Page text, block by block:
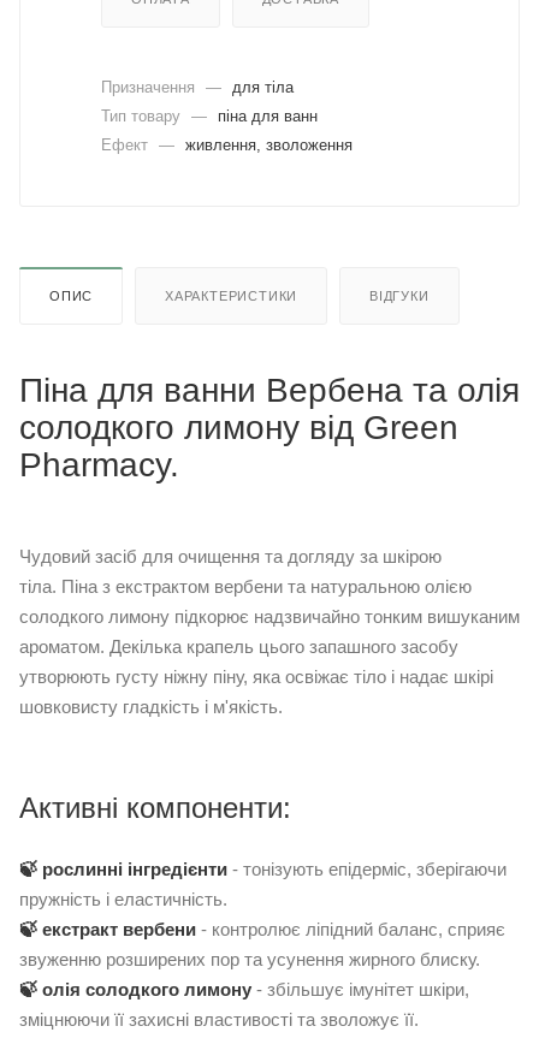
Призначення —
для тіла
Тип товару —
піна для ванн
Ефект — живлення, зволоження
ОПИС ХАРАКТЕРИСТИКИ ВІДГУКИ
Піна для ванни Вербена та олія
солодкого лимону від Green
Pharmacy.
Чудовий засіб для очищення та догляду за шкірою
тіла. Піна з екстрактом вербени та натуральною олією
солодкого лимону підкорює надзвичайно тонким вишуканим
ароматом. Декілька крапель цього запашного засобу
утворюють густу ніжну піну, яка освіжає тіло і надає шкірі
шовковисту гладкість і м'якість.
Активні компоненти:
🍃 рослинні інгредієнти - тонізують епідерміс, зберігаючи
пружність і еластичність.
🍃 екстракт вербени - контролює ліпідний баланс, сприяє
звуженню розширених пор та усунення жирного блиску.
🍃 олія солодкого лимону - збільшує імунітет шкіри,
зміцнюючи її захисні властивості та зволожує її.